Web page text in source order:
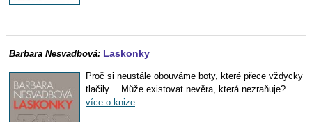
Barbara Nesvadbová: Laskonky
Proč si neustále obouváme boty, které přece vždycky
tlačily… Může existovat nevěra, která nezraňuje? ...
více o knize